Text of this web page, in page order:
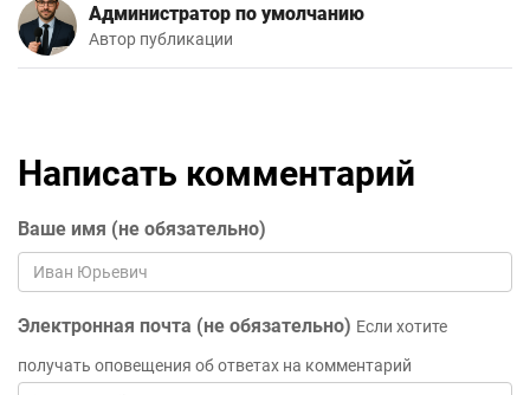
Администратор по умолчанию
Автор публикации
Написать комментарий
Ваше имя (не обязательно)
Электронная почта (не обязательно) Если хотите
получать оповещения об ответах на комментарий